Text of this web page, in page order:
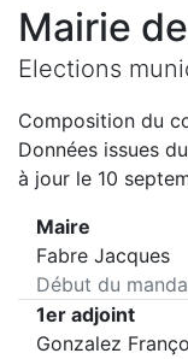
Mairie de
Elections
Composition du
Données issues
à jour le 10
Maire
Fabre Jacques
Début du
1er adjoint
Gonzalez